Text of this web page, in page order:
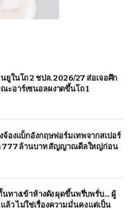
ยูในโถ 2 ชปล. 2026/27 ส่อเจอศึก
ะอาร์เซนอลผงาดขึ้นโถ 1
จ้องแบ็กอังกฤษฟอร์มเทพจากสเปอร์
777 ล้านบาท สัญญาณดีลใหญ่ก่อน
นทางเข้าห้างดัง ผุดขึ้นพรึ่บพรั่บ… ผู้
ล้ว ไม่ใช่เรื่องความมั่นคง แต่เป็น